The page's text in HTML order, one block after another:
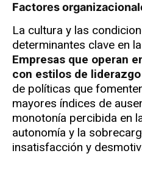
Factores
La cultura y las
determinantes clave en
Empresas que operan
con estilos de
de políticas que
mayores índices de
monotonía percibida en
autonomía y la
insatisfacción y